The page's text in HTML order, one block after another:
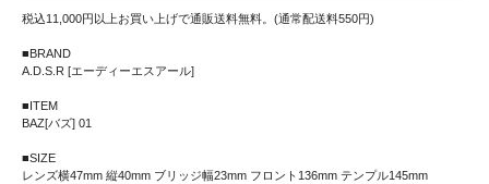
税込11,000円以上お買い上げで通販送料無料。(通常配送料550円)
■BRAND
A.D.S.R [エーディーエスアール]
■ITEM
BAZ[バズ] 01
■SIZE
レンズ横47mm 縦40mm ブリッジ幅23mm フロント136mm テンプル145mm